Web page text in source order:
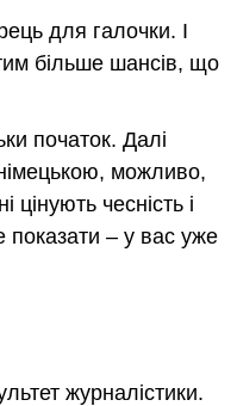
для галочки. І
більше шансів, що
початок. Далі
можливо,
цінують чесність і
показати – у вас уже
журналістики.